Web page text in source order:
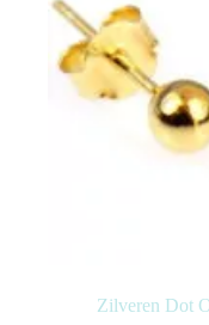
Zilveren Dot